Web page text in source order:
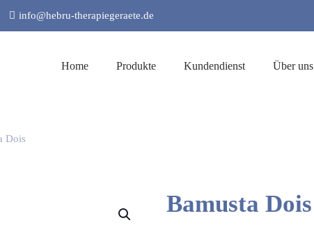
info@hebru-therapiegeraete.de
Home Produkte Kundendienst Über uns
Dois
Bamusta Dois